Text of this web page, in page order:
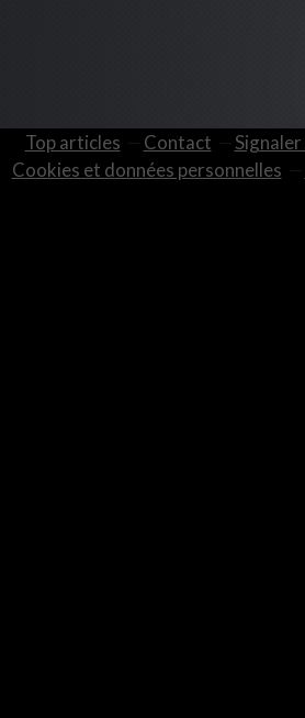
Top articles Contact Signaler
Cookies et données personnelles